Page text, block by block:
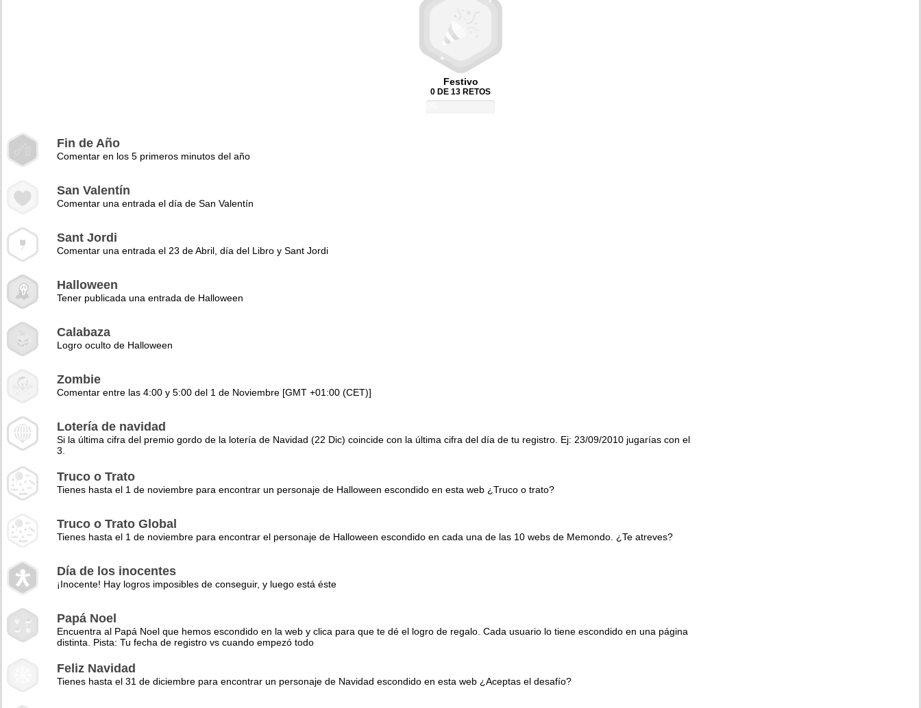
Festivo
0 DE 13 RETOS
Fin de Año
Comentar en los 5 primeros minutos del año
San Valentín
Comentar una entrada el día de San Valentín
Sant Jordi
Comentar una entrada el 23 de Abril, día del Libro y Sant Jordi
Halloween
Tener publicada una entrada de Halloween
Calabaza
Logro oculto de Halloween
Zombie
Comentar entre las 4:00 y 5:00 del 1 de Noviembre [GMT +01:00 (CET)]
Lotería de navidad
Si la última cifra del premio gordo de la lotería de Navidad (22 Dic) coincide con la última cifra del día de tu registro. Ej: 23/09/2010 jugarías con el
3.
Truco o Trato
Tienes hasta el 1 de noviembre para encontrar un personaje de Halloween escondido en esta web ¿Truco o trato?
Truco o Trato Global
Tienes hasta el 1 de noviembre para encontrar el personaje de Halloween escondido en cada una de las 10 webs de Memondo. ¿Te atreves?
Día de los inocentes
¡Inocente! Hay logros imposibles de conseguir, y luego está éste
Papá Noel
Encuentra al Papá Noel que hemos escondido en la web y clica para que te dé el logro de regalo. Cada usuario lo tiene escondido en una página
distinta. Pista: Tu fecha de registro vs cuando empezó todo
Feliz Navidad
Tienes hasta el 31 de diciembre para encontrar un personaje de Navidad escondido en esta web ¿Aceptas el desafío?